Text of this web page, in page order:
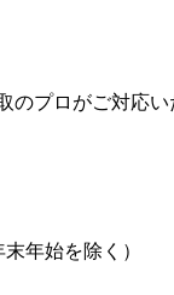
プロがご対応い
年始を除く）